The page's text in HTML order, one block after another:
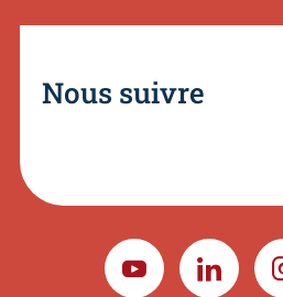
Nous suivre
YOUTUBE